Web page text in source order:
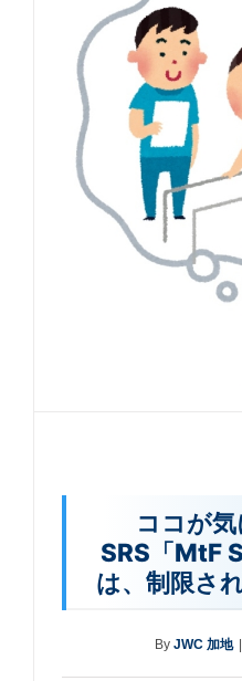
ココが
SRS「MtF
は、制限さ
By JWC 加地